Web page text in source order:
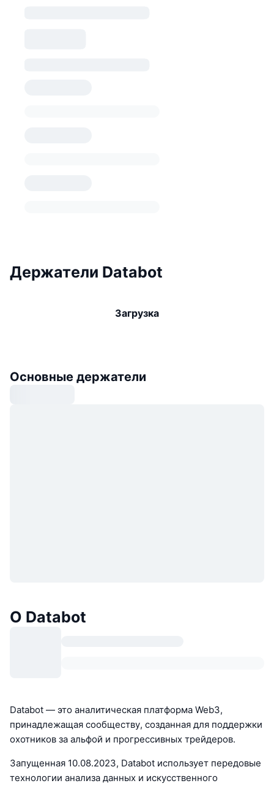
Держатели Databot
Загрузка
Основные держатели
О Databot
Databot — это аналитическая платформа Web3,
принадлежащая сообществу, созданная для поддержки
охотников за альфой и прогрессивных трейдеров.
Запущенная 10.08.2023, Databot использует передовые
технологии анализа данных и искусственного